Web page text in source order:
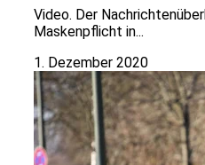
Video. Der
Maskenpflicht in...
1. Dezember 2020